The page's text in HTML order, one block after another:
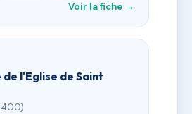
Voir la fiche →
l'Eglise de Saint